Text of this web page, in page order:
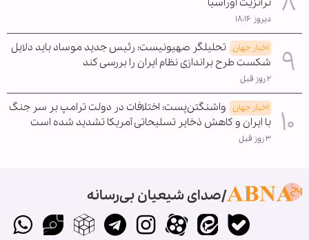
دیروز ۱۸:۱۶
اخبار جهان تحلیلگر صهیونیست: رئیس جدید موساد باید دلایل
شکست طرح براندازی نظام ایران را بررسی کند
۲ روز قبل
اخبار جهان واشنگتن‌پست: اختلافات در دولت ترامپ بر سر جنگ
با ایران و کاهش ذخایر تسلیحاتی آمریکا تشدید شده است
۳ روز قبل
صدای شیعیان بی‌رسانه